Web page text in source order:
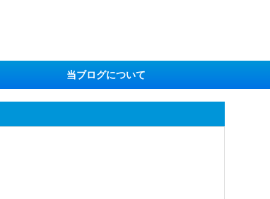
当ブログについて